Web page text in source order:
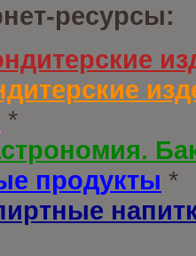
ресурсы:
*
продукты *